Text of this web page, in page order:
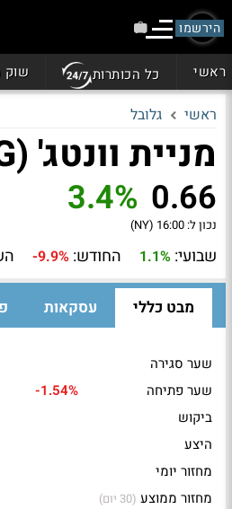
הירשמו
ראשי כל הכותרות שוק
ראשי גלובל
מניית וונטג' (VNTG)
0.66
3.4%
נכון ל: 16:00 (NY)
שבועי: 1.1% החודש: -9.9%
מבט כללי עסקאות
שער סגירה
שער פתיחה
-1.54%
ביקוש
היצע
מחזור יומי
מחזור ממוצע (30 יום)